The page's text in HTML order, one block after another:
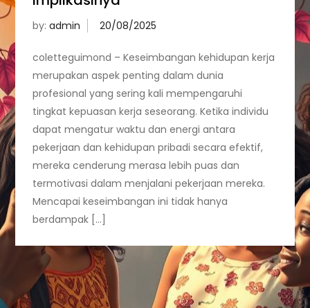
by:admin
coletteguimond – Keseimbangan kehidupan kerja
merupakan aspek penting dalam dunia
profesional yang sering kali mempengaruhi
tingkat kepuasan kerja seseorang. Ketika individu
dapat mengatur waktu dan energi antara
pekerjaan dan kehidupan pribadi secara efektif,
mereka cenderung merasa lebih puas dan
termotivasi dalam menjalani pekerjaan mereka.
Mencapai keseimbangan ini tidak hanya
berdampak […]